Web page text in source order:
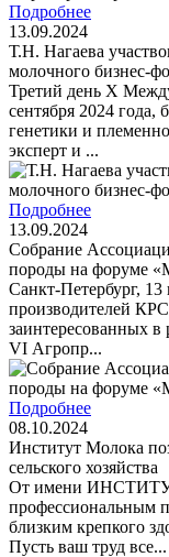
Подробнее
13.09.2024
Т.Н. Нагаева
молочного бизнес-
Третий день X
сентября 2024
генетики и
эксперт и ...
Подробнее
13.09.2024
Собрание
породы на форуме
Санкт-Петербург,
производителей
заинтересованных в
VI Агропр...
Подробнее
08.10.2024
Институт Молока
сельского хозяйства
От имени
профессиональным
близким крепкого
Пусть ваш труд все...